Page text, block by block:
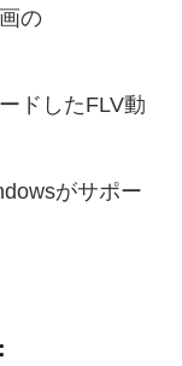
の
ドしたFLV動
がサポー